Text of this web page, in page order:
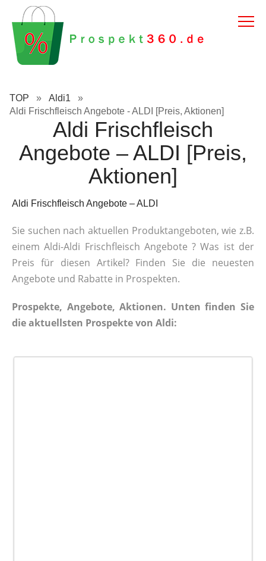
TOP » Aldi1
»
Aldi Frischfleisch Angebote - ALDI [Preis, Aktionen]
Aldi Frischfleisch
Angebote – ALDI [Preis,
Aktionen]
Aldi Frischfleisch Angebote – ALDI
Sie suchen nach aktuellen Produktangeboten, wie z.B.
einem Aldi-Aldi Frischfleisch Angebote ? Was ist der
Preis für diesen Artikel? Finden Sie die neuesten
Angebote und Rabatte in Prospekten.
Prospekte, Angebote, Aktionen. Unten finden Sie
die aktuellsten Prospekte von Aldi: